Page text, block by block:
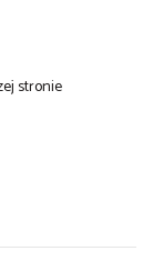
stronie